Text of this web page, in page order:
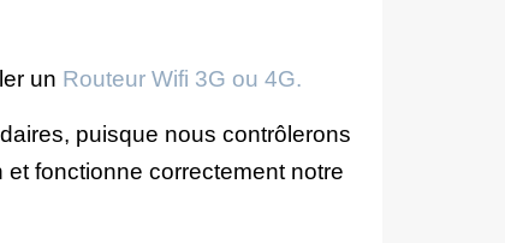
un Routeur Wifi 3G ou 4G.
puisque nous contrôlerons
fonctionne correctement notre